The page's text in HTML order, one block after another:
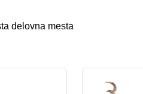
delovna mesta